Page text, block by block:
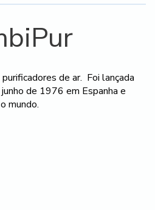
de ar. Foi lançada
de 1976 em Espanha e
mundo.